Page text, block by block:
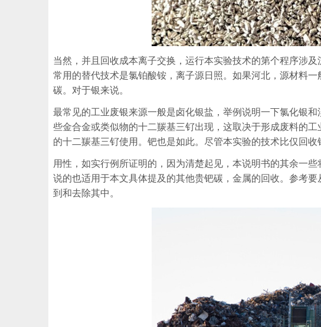
当然，并且回收成本离子交换，运行本实验技术的第个程序涉
常用的替代技术是氯铂酸铵，离子源日照。如果河北，源材料
碳。对于银来说。
最常见的工业废银来源一般是卤化银盐，举例说明一下氯化银
些金合金或类似物的十二羰基三钌出现，这取决于形成废料的
的十二羰基三钌使用。钯也是如此。尽管本实验的技术比仅回
用性，如实行例所证明的，因为清楚起见，本说明书的其余一
说的也适用于本文具体提及的其他贵钯碳，金属的回收。参考
到和去除其中。